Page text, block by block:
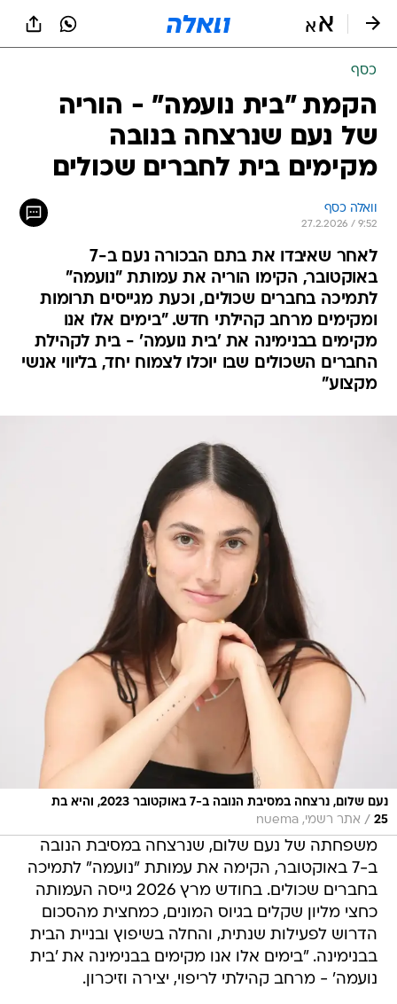
כסף
הקמת "בית נועמה" - הוריה
של נעם שנרצחה בנובה
מקימים בית לחברים שכולים
וואלה כסף
27.2.2026 / 9:52
לאחר שאיבדו את בתם הבכורה נעם ב-7
באוקטובר, הקימו הוריה את עמותת "נועמה"
לתמיכה בחברים שכולים, וכעת מגייסים תרומות
ומקימים מרחב קהילתי חדש. "בימים אלו אנו
מקימים בבנימינה את 'בית נועמה' - בית לקהילת
החברים השכולים שבו יוכלו לצמוח יחד, בליווי אנשי
מקצוע"
נעם שלום, נרצחה במסיבת הנובה ב-7 באוקטובר 2023, והיא בת
25
/ אתר רשמי, nuema
משפחתה של נעם שלום, שנרצחה במסיבת הנובה
ב-7 באוקטובר, הקימה את עמותת "נועמה" לתמיכה
בחברים שכולים. בחודש מרץ 2026 גייסה העמותה
כחצי מליון שקלים בגיוס המונים, כמחצית מהסכום
הדרוש לפעילות שנתית, והחלה בשיפוץ ובניית הבית
בבנימינה. "בימים אלו אנו מקימים בבנימינה את 'בית
נועמה' - מרחב קהילתי לריפוי, יצירה וזיכרון.